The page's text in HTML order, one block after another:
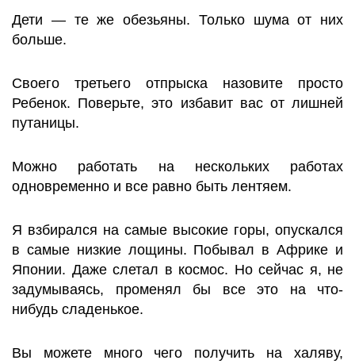
Дети — те же обезьяны. Только шума от них
больше.
Своего третьего отпрыска назовите просто
Ребенок. Поверьте, это избавит вас от лишней
путаницы.
Можно работать на нескольких работах
одновременно и все равно быть лентяем.
Я взбирался на самые высокие горы, опускался
в самые низкие лощины. Побывал в Африке и
Японии. Даже слетал в космос. Но сейчас я, не
задумываясь, променял бы все это на что-
нибудь сладенькое.
Вы можете много чего получить на халяву,